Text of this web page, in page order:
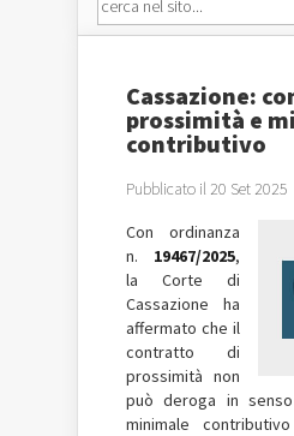
Cassazione:
prossimità e
contributivo
Pubblicato il 20 Set 2025
Con ordinanza
n. 19467/2025,
la Corte di
Cassazione ha
affermato che il
contratto di
prossimità non
può deroga in
minimale